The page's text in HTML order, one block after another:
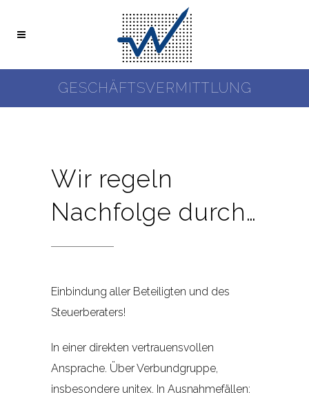
GESCHÄFTSVERMITTLUNG
Wir regeln
Nachfolge durch…
Einbindung aller Beteiligten und des
Steuerberaters!
In einer direkten vertrauensvollen
Ansprache. Über Verbundgruppe,
insbesondere unitex. In Ausnahmefällen: